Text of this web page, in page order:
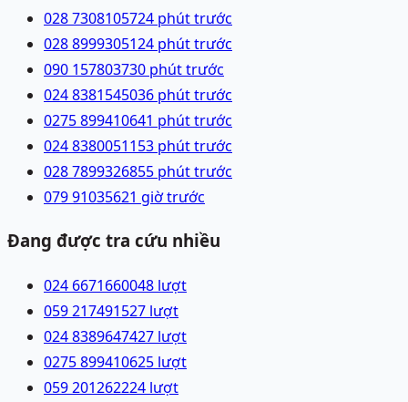
028 7308105724 phút trước
028 8999305124 phút trước
090 157803730 phút trước
024 8381545036 phút trước
0275 899410641 phút trước
024 8380051153 phút trước
028 7899326855 phút trước
079 91035621 giờ trước
Đang được tra cứu nhiều
024 6671660048 lượt
059 217491527 lượt
024 8389647427 lượt
0275 899410625 lượt
059 201262224 lượt